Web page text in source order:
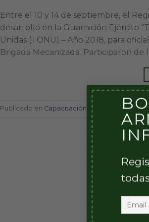
Entre el 10 y 14 de septiembre, el
desarrolló en la Guarnición Ejército
Unidas (TONU) – Año 2018, para
Brigada Mecanizada. Participaron
Publicado en Capacitación Cursillos